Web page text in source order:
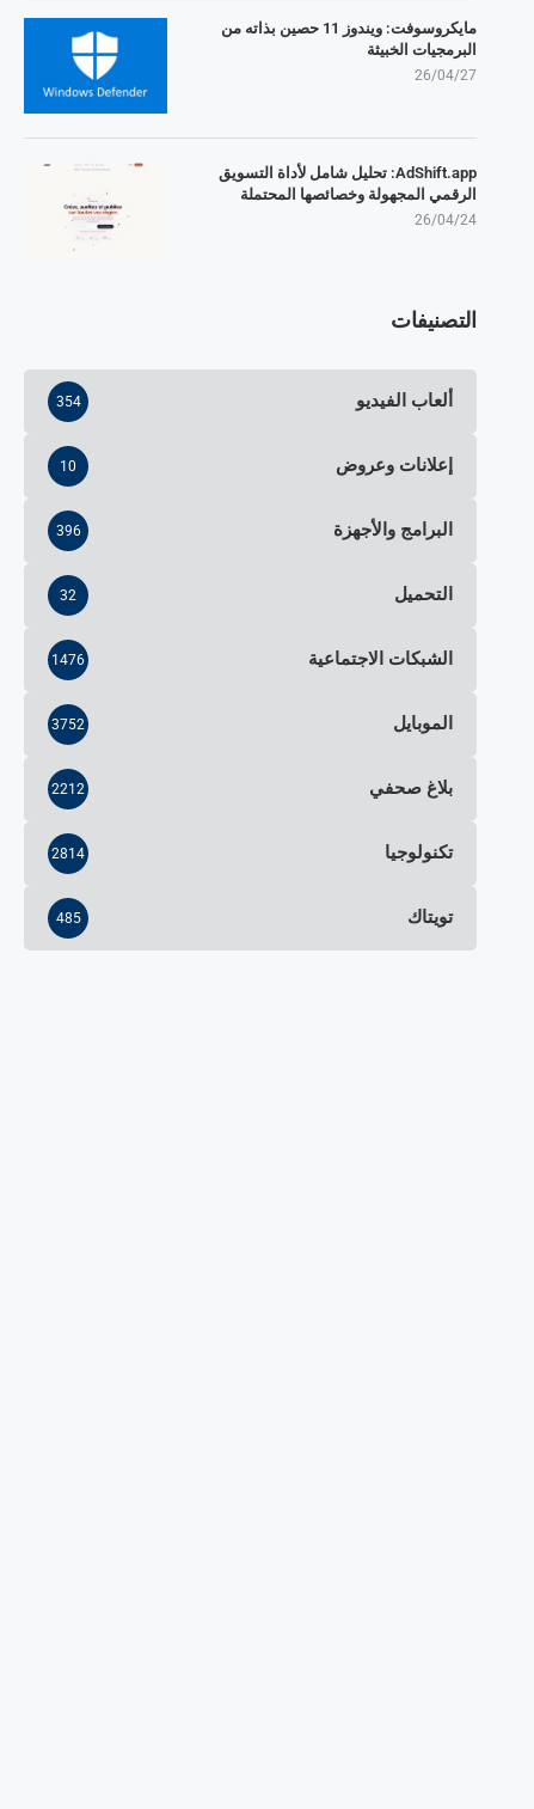
مايكروسوفت: ويندوز 11 حصين بذاته من
البرمجيات الخبيثة
26/04/27
AdShift.app: تحليل شامل لأداة التسويق
الرقمي المجهولة وخصائصها المحتملة
26/04/24
التصنيفات
ألعاب الفيديو 354
إعلانات وعروض 10
البرامج والأجهزة 396
التحميل 32
الشبكات الاجتماعية 1476
الموبايل 3752
بلاغ صحفي 2212
تكنولوجيا 2814
تويتاك 485